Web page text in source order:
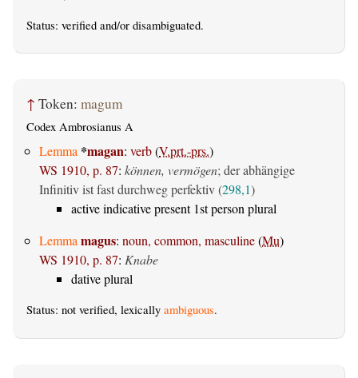
Status: verified and/or disambiguated.
↑ Token: magum
Codex Ambrosianus A
Lemma *magan: verb(V.prt.-prs.)
WS 1910, p. 87: können, vermögen; der abhängige
Infinitiv ist fast durchweg perfektiv (298,1)
active indicative present 1st person plural
Lemmamagus: noun, common, masculine(Mu)
WS 1910, p. 87: Knabe
dative plural
Status: not verified, lexically ambiguous.